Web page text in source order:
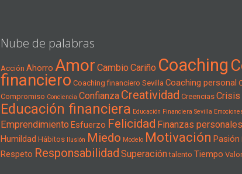
Nube de palabras
Acción Ahorro Amor Cambio Cariño Coaching
financiero Coaching financiero Sevilla Coaching personal
Compromiso Conciencia Confianza Creatividad Creencias Crisis
Educación financiera Educación Financiera Sevilla
Emprendimiento Esfuerzo Felicidad Finanzas personales
Humildad Hábitos Ilusión Miedo Modelo Motivación Pasión
Respeto Responsabilidad Superación talento Tiempo Valor